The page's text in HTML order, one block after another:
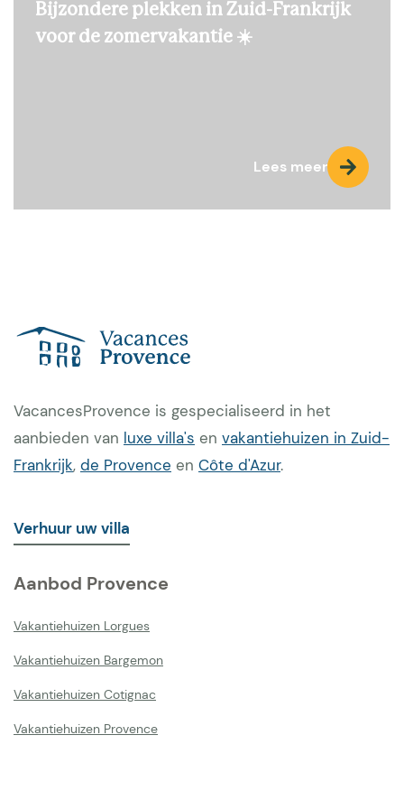
Bijzondere plekken in Zuid-Frankrijk
voor de zomervakantie ☀️
Lees meer
VacancesProvence is gespecialiseerd in het
aanbieden van luxe villa's en vakantiehuizen in Zuid-
Frankrijk, de Provence en Côte d'Azur.
Verhuur uw villa
Aanbod Provence
Vakantiehuizen Lorgues
Vakantiehuizen Bargemon
Vakantiehuizen Cotignac
Vakantiehuizen Provence